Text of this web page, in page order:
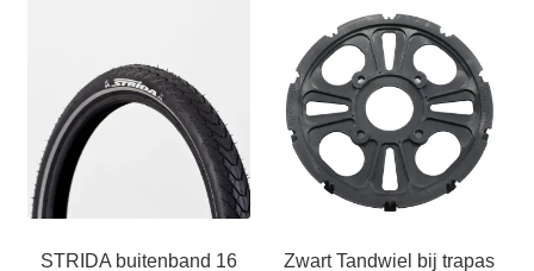
STRIDA buitenband 16 Zwart Tandwiel bij trapas